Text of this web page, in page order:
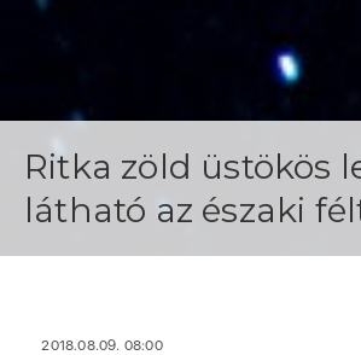
Ritka zöld üstökös
látható az északi
2018.08.09. 08:00